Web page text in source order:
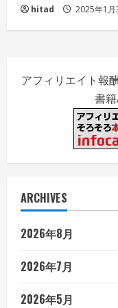
hitad 2025年1月
アフィリエイト報
書
ARCHIVES
2026年8月
2026年7月
2026年5月